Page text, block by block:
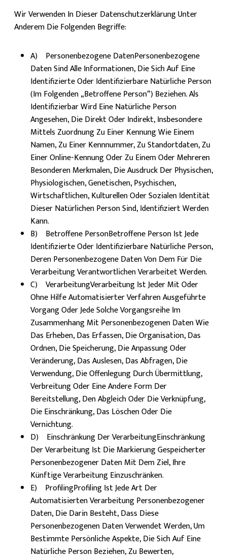
Wir Verwenden In Dieser Datenschutzerklärung Unter
Anderem Die Folgenden Begriffe:
A) Personenbezogene DatenPersonenbezogene
Daten Sind Alle Informationen, Die Sich Auf Eine
Identifizierte Oder Identifizierbare Natürliche Person
(im Folgenden „betroffene Person“) Beziehen. Als
Identifizierbar Wird Eine Natürliche Person
Angesehen, Die Direkt Oder Indirekt, Insbesondere
Mittels Zuordnung Zu Einer Kennung Wie Einem
Namen, Zu Einer Kennnummer, Zu Standortdaten, Zu
Einer Online-Kennung Oder Zu Einem Oder Mehreren
Besonderen Merkmalen, Die Ausdruck Der Physischen,
Physiologischen, Genetischen, Psychischen,
Wirtschaftlichen, Kulturellen Oder Sozialen Identität
Dieser Natürlichen Person Sind, Identifiziert Werden
Kann.
B) Betroffene PersonBetroffene Person Ist Jede
Identifizierte Oder Identifizierbare Natürliche Person,
Deren Personenbezogene Daten Von Dem Für Die
Verarbeitung Verantwortlichen Verarbeitet Werden.
C) VerarbeitungVerarbeitung Ist Jeder Mit Oder
Ohne Hilfe Automatisierter Verfahren Ausgeführte
Vorgang Oder Jede Solche Vorgangsreihe Im
Zusammenhang Mit Personenbezogenen Daten Wie
Das Erheben, Das Erfassen, Die Organisation, Das
Ordnen, Die Speicherung, Die Anpassung Oder
Veränderung, Das Auslesen, Das Abfragen, Die
Verwendung, Die Offenlegung Durch Übermittlung,
Verbreitung Oder Eine Andere Form Der
Bereitstellung, Den Abgleich Oder Die Verknüpfung,
Die Einschränkung, Das Löschen Oder Die
Vernichtung.
D) Einschränkung Der VerarbeitungEinschränkung
Der Verarbeitung Ist Die Markierung Gespeicherter
Personenbezogener Daten Mit Dem Ziel, Ihre
Künftige Verarbeitung Einzuschränken.
E) ProfilingProfiling Ist Jede Art Der
Automatisierten Verarbeitung Personenbezogener
Daten, Die Darin Besteht, Dass Diese
Personenbezogenen Daten Verwendet Werden, Um
Bestimmte Persönliche Aspekte, Die Sich Auf Eine
Natürliche Person Beziehen, Zu Bewerten,